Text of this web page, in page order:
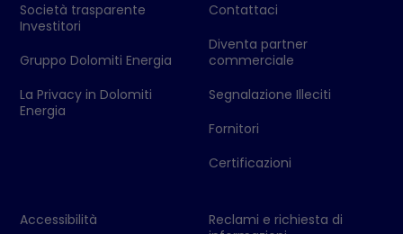
Società trasparente
Investitori
Gruppo Dolomiti Energia
La Privacy in Dolomiti
Energia
Contattaci
Diventa partner
commerciale
Segnalazione Illeciti
Fornitori
Certificazioni
Accessibilità
Reclami e richiesta di